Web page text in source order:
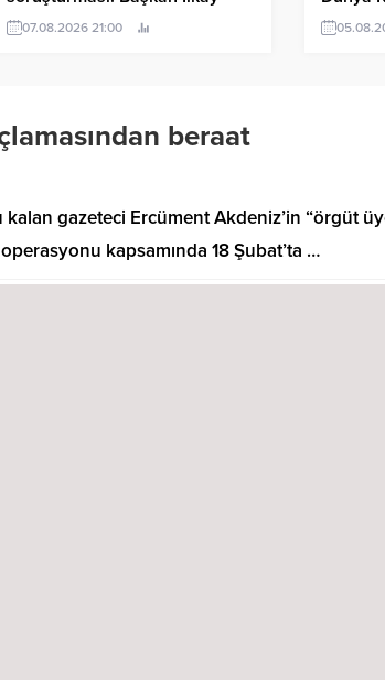
Çiçek ve 9 kişi tutuklandı
07.08.2026 21:00
“Kedi
beraat
gazeteci Ercüment Akdeniz’in “örgüt
kapsamında 18 Şubat’ta …